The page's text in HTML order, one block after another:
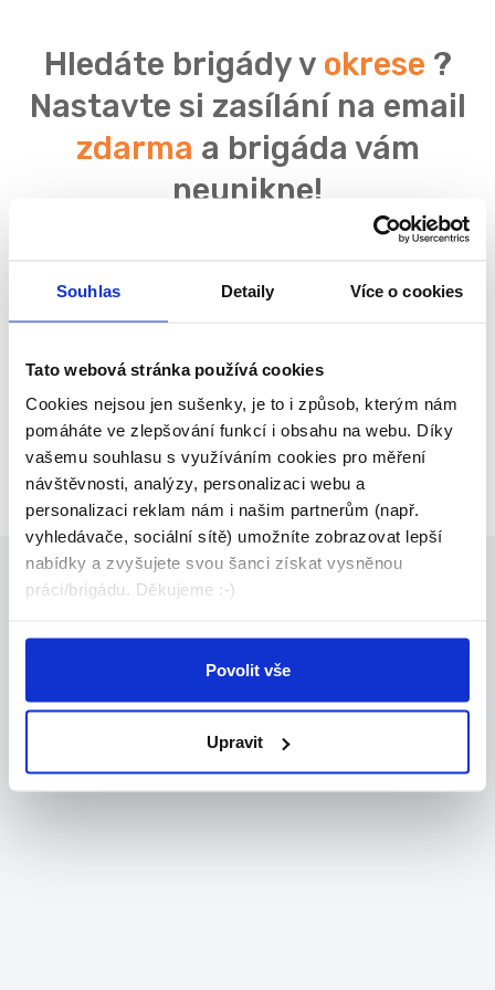
Souhlas Detaily Více o cookies
Tato webová stránka používá cookies
Cookies nejsou jen sušenky, je to i způsob, kterým nám
pomáháte ve zlepšování funkcí i obsahu na webu. Díky
vašemu souhlasu s využíváním cookies pro měření
návštěvnosti, analýzy, personalizaci webu a
personalizaci reklam nám i našim partnerům (např.
vyhledávače, sociální sítě) umožníte zobrazovat lepší
nabídky a zvyšujete svou šanci získat vysněnou
práci/brigádu. Děkujeme :-)
Povolit vše
Upravit
Hledáte brigády v okrese ?
Nastavte si zasílání na email
zdarma a brigáda vám
neunikne!